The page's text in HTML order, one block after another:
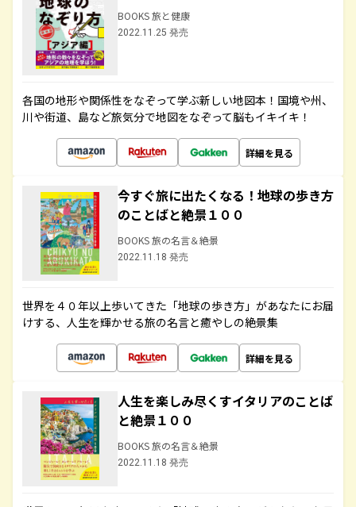
BOOKS 旅と健康
2022.11.25 発売
各国の地形や関係性をなぞって学ぶ新しい地図本！国境や州、
川や街道、島など旅気分で地図をなぞって脳もイキイキ！
詳細を見る
今すぐ旅に出たくなる！地球の歩き方
のことばと絶景１００
BOOKS 旅の名言＆絶景
2022.11.18 発売
世界を４０年以上歩いてきた「地球の歩き方」があなたにお届
けする、人生を輝かせる旅の名言と癒やしの絶景集
詳細を見る
人生を楽しみ尽くすイタリアのことば
と絶景１００
BOOKS 旅の名言＆絶景
2022.11.18 発売